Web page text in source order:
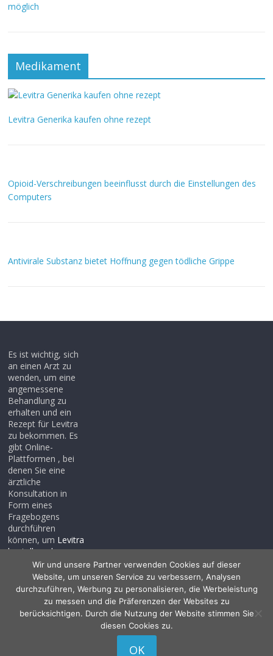
möglich
Medikament
Levitra Generika kaufen ohne rezept
Opioid-Verschreibungen beeinflusst durch die Einstellungen des
Computers
Antivirale Substanz bietet Hoffnung gegen tödliche Grippe
Es ist wichtig, sich
an einen Arzt zu
wenden, um eine
angemessene
Behandlung zu
erhalten und ein
Rezept für Levitra
zu bekommen. Es
gibt Online-
Plattformen , bei
denen Sie eine
ärztliche
Konsultation in
Form eines
Fragebogens
durchführen
können, um Levitra
bestellen ohne
rezept, auch wenn
Sie noch kein
Rezept haben .
Wir und unsere Partner verwenden Cookies auf dieser
Website, um unseren Service zu verbessern, Analysen
durchzuführen, Werbung zu personalisieren, die Werbeleistung
zu messen und die Präferenzen der Websites zu
berücksichtigen. Durch die Nutzung der Website stimmen Sie
diesen Cookies zu.
OK